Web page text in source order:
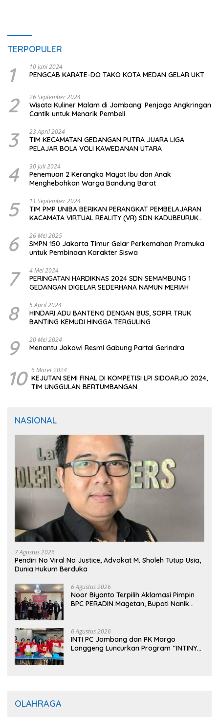
TERPOPULER
1 10 Juni 2024
PENGCAB KARATE-DO TAKO KOTA MEDAN GELAR UKT
2 26 September 2024
Wisata Kuliner Malam di Jombang: Penjaga Angkringan
Cantik untuk Menarik Pembeli
3 23 April 2024
TIM KECAMATAN GEDANGAN PUTRA JUARA LIGA
PELAJAR BOLA VOLI KAWEDANAN UTARA
4 30 Juli 2024
Penemuan 2 Kerangka Mayat Ibu dan Anak
Menghebohkan Warga Bandung Barat
5 11 September 2024
TIM PMP UNIBA BERIKAN PERANGKAT PEMBELAJARAN
KACAMATA VIRTUAL REALITY (VR) SDN KADUBEURUK
6 26 Mei 2025
SMPN 150 Jakarta Timur Gelar Perkemahan Pramuka
untuk Pembinaan Karakter Siswa
7 4 Mei 2024
PERINGATAN HARDIKNAS 2024 SDN SEMAMBUNG 1
GEDANGAN DIGELAR SEDERHANA NAMUN MERIAH
8 5 April 2024
HINDARI ADU BANTENG DENGAN BUS, SOPIR TRUK
BANTING KEMUDI HINGGA TERGULING
9 20 Mei 2024
Menantu Jokowi Resmi Gabung Partai Gerindra
10 6 Maret 2024
KEJUTAN SEMI FINAL DI KOMPETISI LPI SIDOARJO 2024,
TIM UNGGULAN BERTUMBANGAN
NASIONAL
7 Agustus 2026
Pendiri No Viral No Justice, Advokat M. Sholeh Tutup Usia,
Dunia Hukum Berduka
6 Agustus 2026
Noor Biyanto Terpilih Aklamasi Pimpin
BPC PERADIN Magetan, Bupati Nanik
6 Agustus 2026
INTI PC Jombang dan PK Margo
Langgeng Luncurkan Program “INTINYA
OLAHRAGA